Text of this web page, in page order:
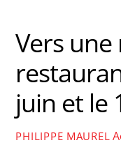
Vers
juin et le
PHILIPPE MAUREL